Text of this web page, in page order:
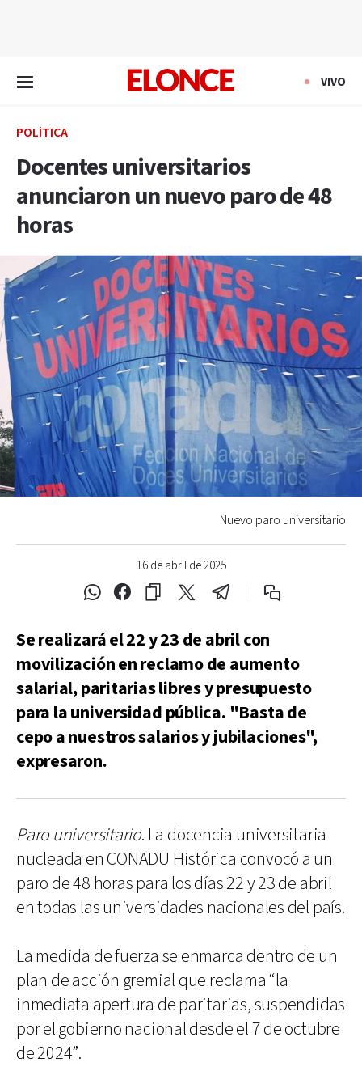
VIVO
POLÍTICA
Docentes universitarios
anunciaron un nuevo paro de 48
horas
16 de abril de 2025
Nuevo paro universitario
Se realizará el 22 y 23 de abril con
movilización en reclamo de aumento
salarial, paritarias libres y presupuesto
para la universidad pública. "Basta de
cepo a nuestros salarios y jubilaciones",
expresaron.
Paro universitario. La docencia universitaria
nucleada en CONADU Histórica convocó a un
paro de 48 horas para los días 22 y 23 de abril
en todas las universidades nacionales del país.
La medida de fuerza se enmarca dentro de un
plan de acción gremial que reclama “la
inmediata apertura de paritarias, suspendidas
por el gobierno nacional desde el 7 de octubre
de 2024”.